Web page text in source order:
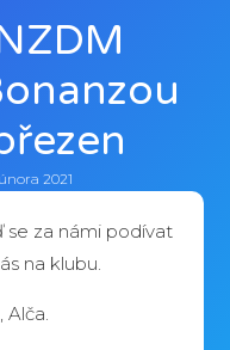
2021
se za námi podívat
na klubu.